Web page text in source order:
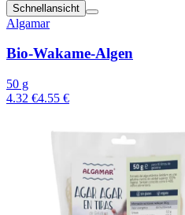
Schnellansicht
Algamar
Bio-Wakame-Algen
50 g
4.32 €4.55 €